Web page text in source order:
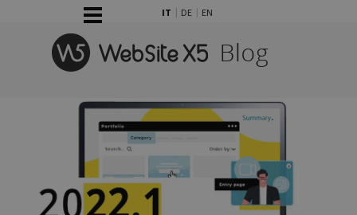
IT DE EN
Salta menù